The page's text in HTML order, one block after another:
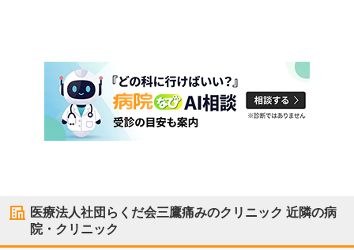
医療法人社団らくだ会三鷹痛みのクリニック 近隣の病
院・クリニック